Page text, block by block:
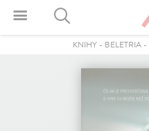
KNIHY - BELETRIA -